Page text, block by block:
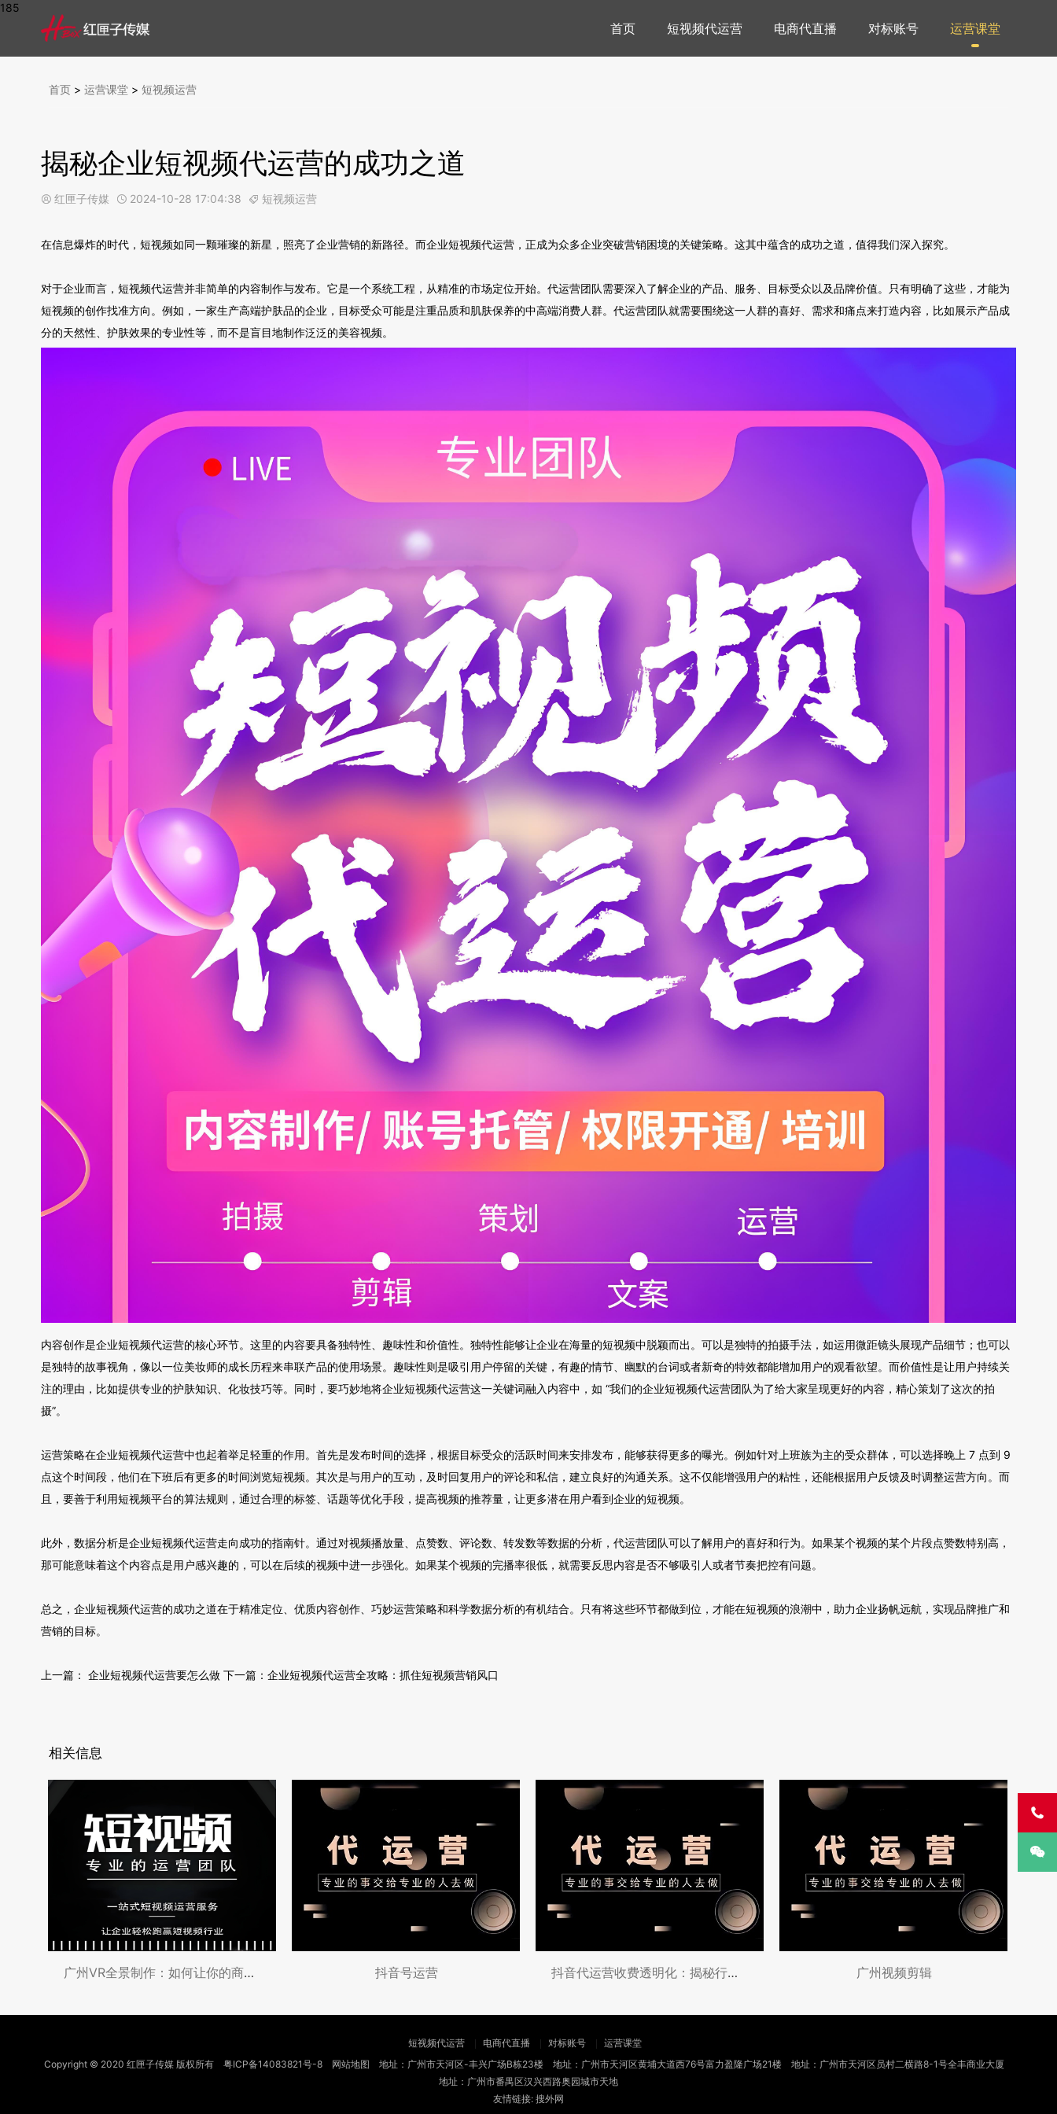
185
首页 短视频代运营 电商代直播 对标账号 运营课堂
首页 > 运营课堂 > 短视频运营
揭秘企业短视频代运营的成功之道
 红匣子传媒  2024-10-28 17:04:38  短视频运营
在信息爆炸的时代，短视频如同一颗璀璨的新星，照亮了企业营销的新路径。而企业短视频代运营，正成为众多企业突破营销困境的关键策略。这其中蕴含的成功之道，值得我们深入探究。
对于企业而言，短视频代运营并非简单的内容制作与发布。它是一个系统工程，从精准的市场定位开始。代运营团队需要深入了解企业的产品、服务、目标受众以及品牌价值。只有明确了这些，才能为
短视频的创作找准方向。例如，一家生产高端护肤品的企业，目标受众可能是注重品质和肌肤保养的中高端消费人群。代运营团队就需要围绕这一人群的喜好、需求和痛点来打造内容，比如展示产品成
分的天然性、护肤效果的专业性等，而不是盲目地制作泛泛的美容视频。
内容创作是企业短视频代运营的核心环节。这里的内容要具备独特性、趣味性和价值性。独特性能够让企业在海量的短视频中脱颖而出。可以是独特的拍摄手法，如运用微距镜头展现产品细节；也可以
是独特的故事视角，像以一位美妆师的成长历程来串联产品的使用场景。趣味性则是吸引用户停留的关键，有趣的情节、幽默的台词或者新奇的特效都能增加用户的观看欲望。而价值性是让用户持续关
注的理由，比如提供专业的护肤知识、化妆技巧等。同时，要巧妙地将企业短视频代运营这一关键词融入内容中，如 “我们的企业短视频代运营团队为了给大家呈现更好的内容，精心策划了这次的拍
摄”。
运营策略在企业短视频代运营中也起着举足轻重的作用。首先是发布时间的选择，根据目标受众的活跃时间来安排发布，能够获得更多的曝光。例如针对上班族为主的受众群体，可以选择晚上 7 点到 9
点这个时间段，他们在下班后有更多的时间浏览短视频。其次是与用户的互动，及时回复用户的评论和私信，建立良好的沟通关系。这不仅能增强用户的粘性，还能根据用户反馈及时调整运营方向。而
且，要善于利用短视频平台的算法规则，通过合理的标签、话题等优化手段，提高视频的推荐量，让更多潜在用户看到企业的短视频。
此外，数据分析是企业短视频代运营走向成功的指南针。通过对视频播放量、点赞数、评论数、转发数等数据的分析，代运营团队可以了解用户的喜好和行为。如果某个视频的某个片段点赞数特别高，
那可能意味着这个内容点是用户感兴趣的，可以在后续的视频中进一步强化。如果某个视频的完播率很低，就需要反思内容是否不够吸引人或者节奏把控有问题。
总之，企业短视频代运营的成功之道在于精准定位、优质内容创作、巧妙运营策略和科学数据分析的有机结合。只有将这些环节都做到位，才能在短视频的浪潮中，助力企业扬帆远航，实现品牌推广和
营销的目标。
上一篇： 企业短视频代运营要怎么做 下一篇： 企业短视频代运营全攻略：抓住短视频营销风口
相关信息
广州VR全景制作：如何让你的商业空间在虚 抖音号运营 抖音代运营收费透明化：揭秘行业内的隐形费 广州视频剪辑
短视频代运营 电商代直播 对标账号
运营课堂
Copyright © 2020 红匣子传媒 版权所有 粤ICP备14083821号-8 网站地图 地址：广州市天河区-丰兴广场B栋23楼 地址：广州市天河区黄埔大道西76号富力盈隆广场21楼 地址：广州市天河区员村二横路8-1号全丰商业大厦
地址：广州市番禺区汉兴西路奥园城市天地
友情链接: 搜外网

